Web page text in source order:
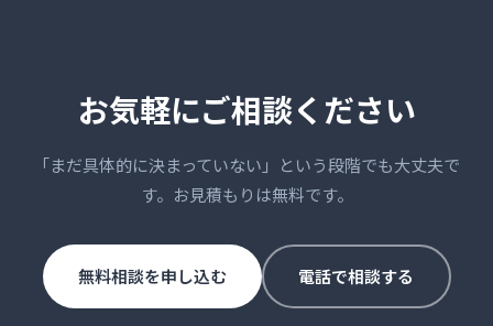
お気軽にご相談ください
「まだ具体的に決まっていない」という段階でも大丈夫で
す。お見積もりは無料です。
無料相談を申し込む 電話で相談する